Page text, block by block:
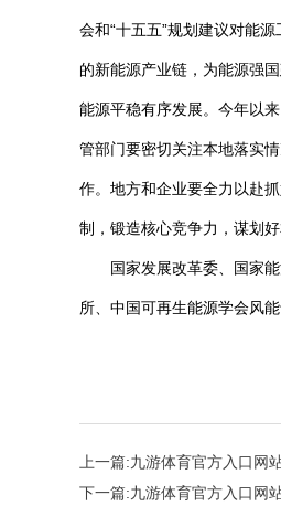
会和“十五五”规划建议对能
的新能源产业链，为能源强
能源平稳有序发展。今年以
管部门要密切关注本地落实
作。地方和企业要全力以赴
制，锻造核心竞争力，谋划好
国家发展改革委、国家
所、中国可再生能源学会风
上一篇:九游体育官方入口网
下一篇:九游体育官方入口网